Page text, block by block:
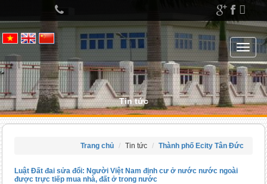
menu
Toggle
Tin tức
Trang chủ Tin tức Thành phố Ecity Tân Đức
Luật Đất đai sửa đổi: Người Việt Nam định cư ở nước nước ngoài
được trực tiếp mua nhà, đất ở trong nước